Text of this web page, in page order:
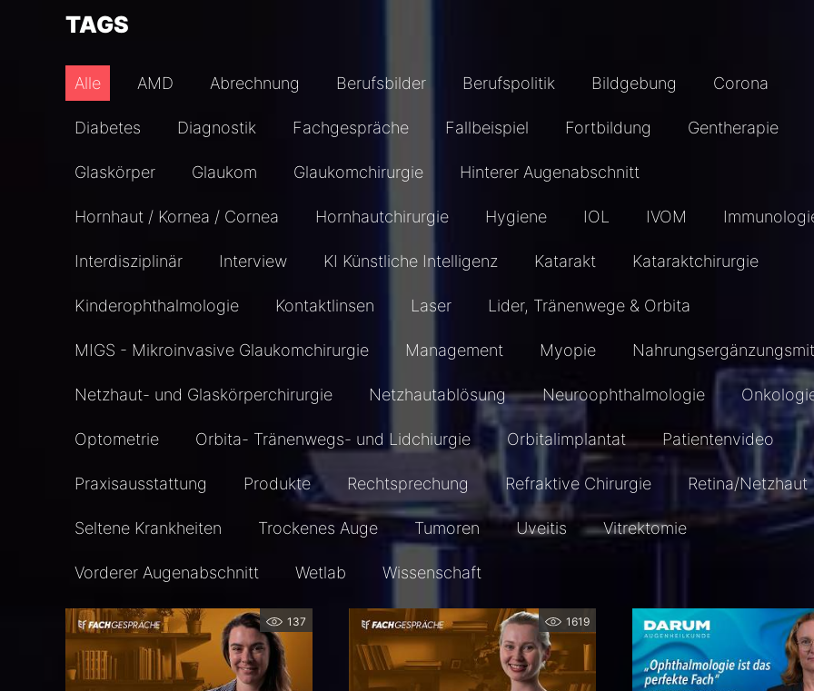
TAGS
Alle AMD Abrechnung Berufsbilder Berufspolitik Bildgebung Corona
Diabetes Diagnostik Fachgespräche Fallbeispiel Fortbildung Gentherapie
Glaskörper Glaukom Glaukomchirurgie Hinterer Augenabschnitt
Hornhaut / Kornea / Cornea Hornhautchirurgie Hygiene IOL IVOM
Interdisziplinär Interview KI Künstliche Intelligenz Katarakt Kataraktchirurgie
Kinderophthalmologie Kontaktlinsen Laser Lider, Tränenwege & Orbita
MIGS - Mikroinvasive Glaukomchirurgie Management Myopie
Netzhaut- und Glaskörperchirurgie Netzhautablösung Neuroophthalmologie
Optometrie Orbita- Tränenwegs- und Lidchiurgie Orbitalimplantat Patientenvideo
Praxisausstattung Produkte Rechtsprechung Refraktive Chirurgie Retina/Netzhaut
Seltene Krankheiten Trockenes Auge Tumoren Uveitis Vitrektomie
Vorderer Augenabschnitt Wetlab Wissenschaft
137 1619